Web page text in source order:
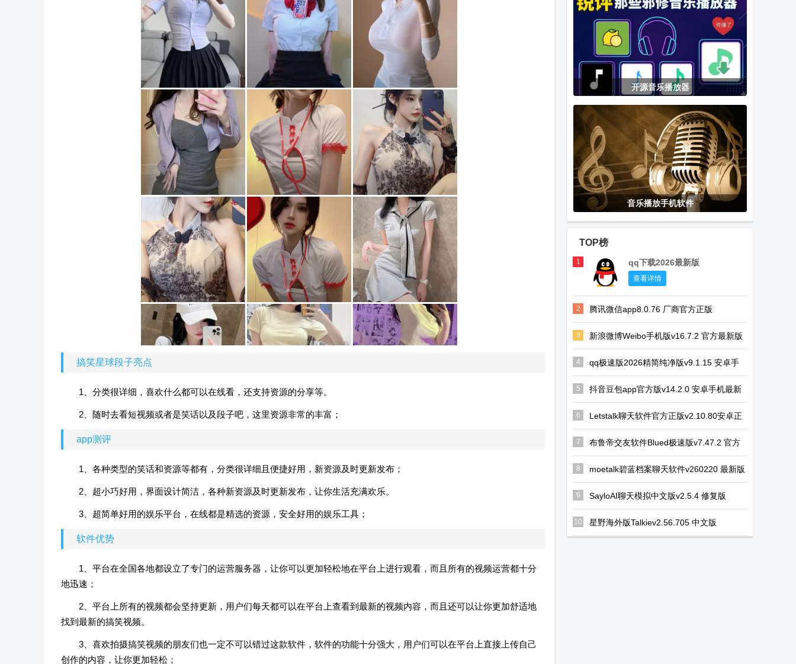
搞笑星球段子亮点
1、分类很详细，喜欢什么都可以在线看，还支持资源的分享等。
2、随时去看短视频或者是笑话以及段子吧，这里资源非常的丰富；
app测评
1、各种类型的笑话和资源等都有，分类很详细且便捷好用，新资源及时更新发布；
2、超小巧好用，界面设计简洁，各种新资源及时更新发布，让你生活充满欢乐。
3、超简单好用的娱乐平台，在线都是精选的资源，安全好用的娱乐工具；
软件优势
1、平台在全国各地都设立了专门的运营服务器，让你可以更加轻松地在平台上进行观看，而且所有的视频运营都十分
地迅速；
2、平台上所有的视频都会坚持更新，用户们每天都可以在平台上查看到最新的视频内容，而且还可以让你更加舒适地
找到最新的搞笑视频。
3、喜欢拍摄搞笑视频的朋友们也一定不可以错过这款软件，软件的功能十分强大，用户们可以在平台上直接上传自己
创作的内容，让你更加轻松；
开源音乐播放器
音乐播放手机软件
TOP榜
1 qq下载2026最新版
查看详情
2 腾讯微信app8.0.76 厂商官方正版
3 新浪微博Weibo手机版v16.7.2 官方最新版
4
qq极速版2026精简纯净版v9.1.15 安卓手
机版
5
抖音豆包app官方版v14.2.0 安卓手机最新
版
6
Letstalk聊天软件官方正版v2.10.80安卓正
版
7
布鲁帝交友软件Blued极速版v7.47.2 官方
最新版
8 moetalk碧蓝档案聊天软件v260220 最新版
9 SayloAI聊天模拟中文版v2.5.4 修复版
10 星野海外版Talkiev2.56.705 中文版